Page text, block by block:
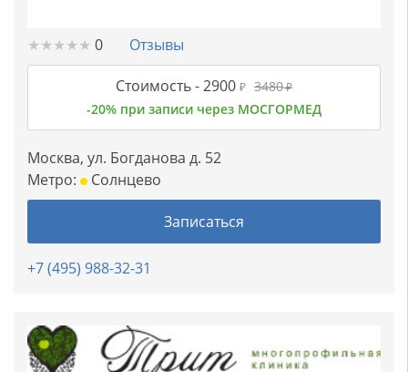
★★★★★
★★★★★ 0 Отзывы
Стоимость -2900 ₽ 3480₽
-20% при записи через МОСГОРМЕД
Москва, ул. Богданова д. 52
Метро:
Солнцево
Записаться
+7 (495) 988-32-31